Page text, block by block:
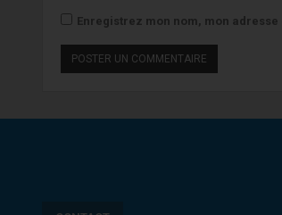
Enregistrez mon nom, mon